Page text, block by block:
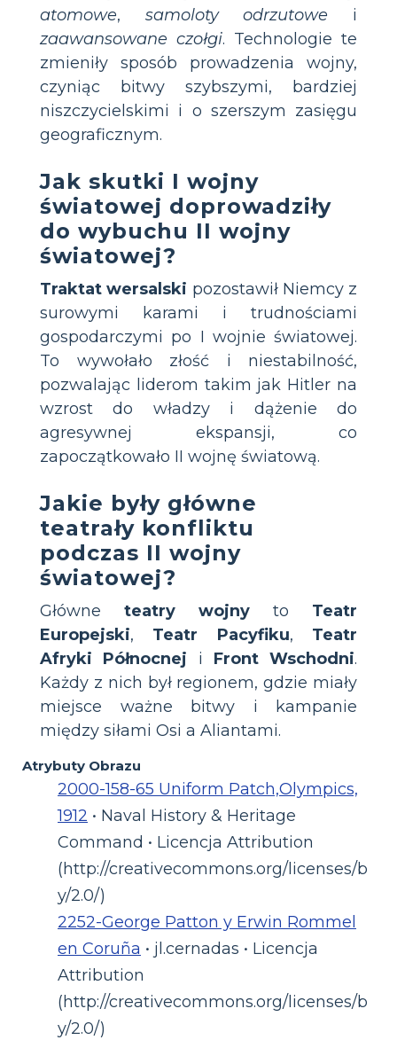
atomowe, samoloty odrzutowe i
zaawansowane czołgi. Technologie te
zmieniły sposób prowadzenia wojny,
czyniąc bitwy szybszymi, bardziej
niszczycielskimi i o szerszym zasięgu
geograficznym.
Jak skutki I wojny
światowej doprowadziły
do wybuchu II wojny
światowej?
Traktat wersalski pozostawił Niemcy z
surowymi karami i trudnościami
gospodarczymi po I wojnie światowej.
To wywołało złość i niestabilność,
pozwalając liderom takim jak Hitler na
wzrost do władzy i dążenie do
agresywnej ekspansji, co
zapoczątkowało II wojnę światową.
Jakie były główne
teatrały konfliktu
podczas II wojny
światowej?
Główne teatry wojny to Teatr
Europejski, Teatr Pacyfiku, Teatr
Afryki Północnej i Front Wschodni.
Każdy z nich był regionem, gdzie miały
miejsce ważne bitwy i kampanie
między siłami Osi a Aliantami.
Atrybuty Obrazu
2000-158-65 Uniform Patch,Olympics,
1912 • Naval History & Heritage
Command • Licencja Attribution
(http://creativecommons.org/licenses/b
y/2.0/)
2252-George Patton y Erwin Rommel
en Coruña • jl.cernadas • Licencja
Attribution
(http://creativecommons.org/licenses/b
y/2.0/)